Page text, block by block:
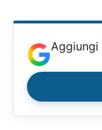
Aggiungi